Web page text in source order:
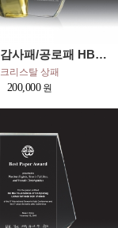
크리스탈 감사패/공로패 HB-6055Y
크리스탈 상패
200,000